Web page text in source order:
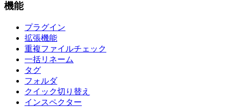
機能
プラグイン
拡張機能
重複ファイルチェック
一括リネーム
タグ
フォルダ
クイック切り替え
インスペクター